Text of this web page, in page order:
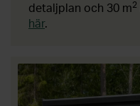
detaljplan och 30 m2
här.